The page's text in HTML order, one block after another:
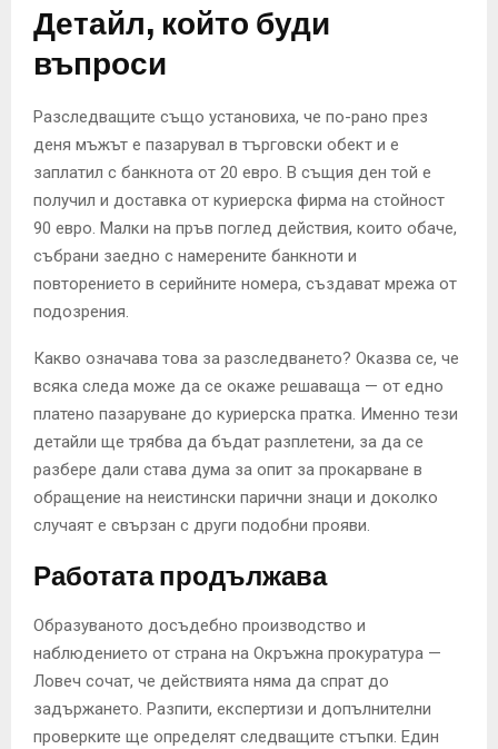
Детайл, който буди
въпроси
Разследващите също установиха, че по-рано през
деня мъжът е пазарувал в търговски обект и е
заплатил с банкнота от 20 евро. В същия ден той е
получил и доставка от куриерска фирма на стойност
90 евро. Малки на пръв поглед действия, които обаче,
събрани заедно с намерените банкноти и
повторението в серийните номера, създават мрежа от
подозрения.
Какво означава това за разследването? Оказва се, че
всяка следа може да се окаже решаваща — от едно
платено пазаруване до куриерска пратка. Именно тези
детайли ще трябва да бъдат разплетени, за да се
разбере дали става дума за опит за прокарване в
обращение на неистински парични знаци и доколко
случаят е свързан с други подобни прояви.
Работата продължава
Образуваното досъдебно производство и
наблюдението от страна на Окръжна прокуратура —
Ловеч сочат, че действията няма да спрат до
задържането. Разпити, експертизи и допълнителни
проверките ще определят следващите стъпки. Един